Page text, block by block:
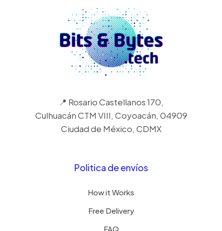
📍 Rosario Castellanos 170,
Culhuacán CTM VIII, Coyoacán, 04909
Ciudad de México, CDMX
Politica de envíos
How it Works
Free Delivery
FAQ